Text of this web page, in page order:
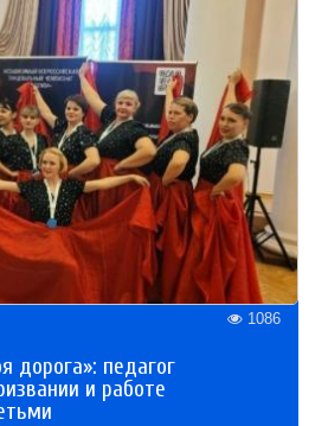
1086
дорога»: педагог
и работе